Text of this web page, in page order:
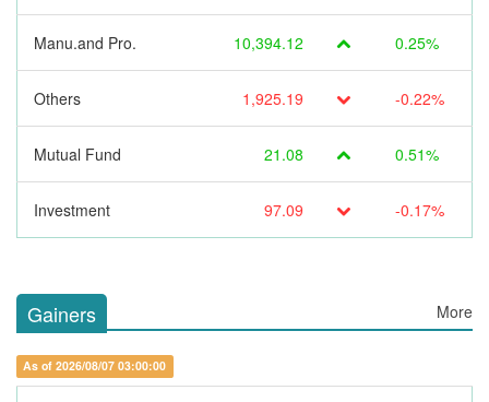
Manu.and Pro. 10,394.12 0.25%
Others 1,925.19 -0.22%
Mutual Fund 21.08 0.51%
Investment 97.09 -0.17%
Gainers More
As of 2026/08/07 03:00:00